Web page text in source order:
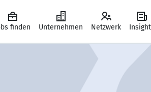
finden Unternehmen Netzwerk